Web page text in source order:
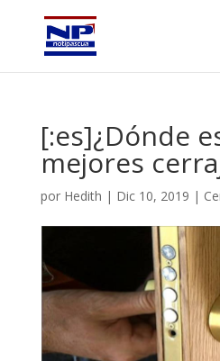
[:es]¿Dónde
mejores
por Hedith | Dic 10, 2019 |